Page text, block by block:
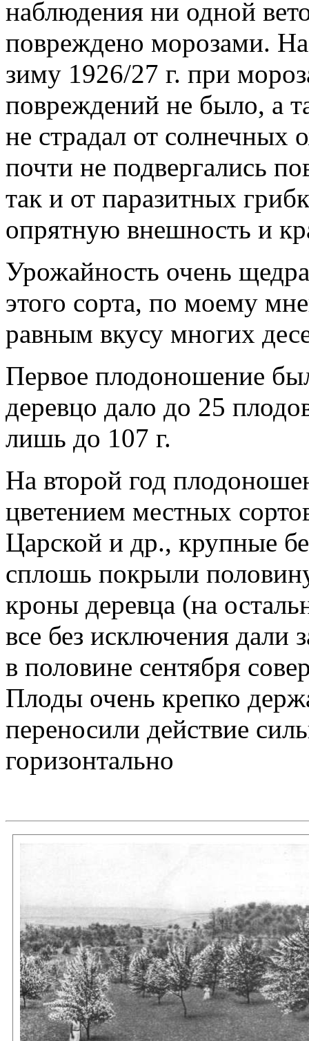
наблюдения ни одной
повреждено морозами. На
зиму 1926/27 г. при
повреждений не было, а
не страдал от солнечных
почти не подвергались
так и от паразитных
опрятную внешность и
Урожайность очень
этого сорта, по моему
равным вкусу многих
Первое плодоношение
деревцо дало до 25
лишь до 107 г.
На второй год
цветением местных
Царской и др., крупные
сплошь покрыли
кроны деревца (на
все без исключения дали
в половине сентября
Плоды очень крепко
переносили действие
горизонтально